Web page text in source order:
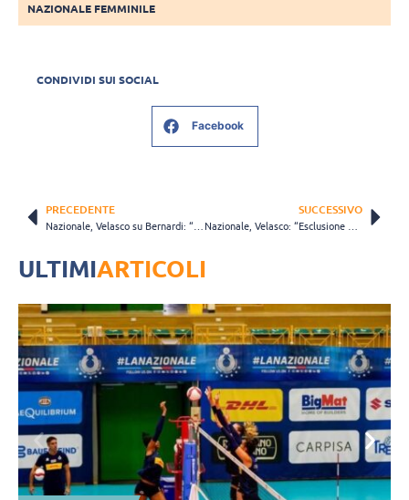
NAZIONALE FEMMINILE
CONDIVIDI SUI SOCIAL
Facebook
PRECEDENTE SUCCESSIVO
ULTIMIARTICOLI